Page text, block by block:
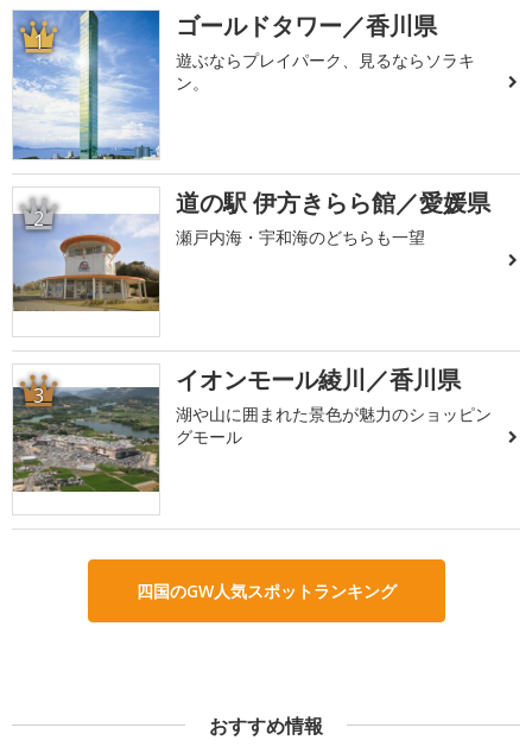
1 ゴールドタワー／香川県
遊ぶならプレイパーク、見るならソラキ
ン。
2 道の駅 伊方きらら館／愛媛県
瀬戸内海・宇和海のどちらも一望
3 イオンモール綾川／香川県
湖や山に囲まれた景色が魅力のショッピン
グモール
四国のGW人気スポットランキング
おすすめ情報